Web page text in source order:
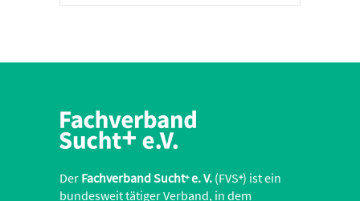
Der Fachverband Sucht+e. V. (FVS+) ist ein
bundesweit tätiger Verband, in dem